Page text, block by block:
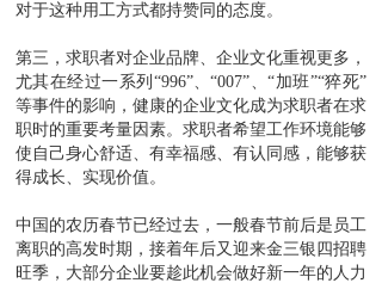
对于这种用工方式都持赞同的态度。
第三， 求职者对企业品牌、企业文化重视更多，
尤其在经过一系列 “996”、“007”、“加班”“猝死”
等事件的影响，健康的企业文化成为求职者在求
职时的重要考量因素。求职者希望工作环境能够
使自己身心舒适、有幸福感、有认同感，能够获
得成长、实现价值。
中国的农历春节已经过去，一般春节前后是员工
离职的高发时期，接着年后又迎来金三银四招聘
旺季，大部分企业要趁此机会做好新一年的人力